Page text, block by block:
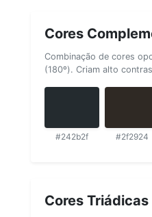
Cores
Combinação de cores
(180º). Criam alto
#242b2f #2f2924
Cores Triádicas